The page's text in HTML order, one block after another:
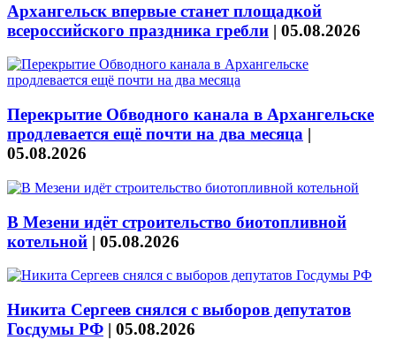
Архангельск впервые станет площадкой
всероссийского праздника гребли | 05.08.2026
Перекрытие Обводного канала в Архангельске
продлевается ещё почти на два месяца |
05.08.2026
В Мезени идёт строительство биотопливной
котельной | 05.08.2026
Никита Сергеев снялся с выборов депутатов
Госдумы РФ | 05.08.2026